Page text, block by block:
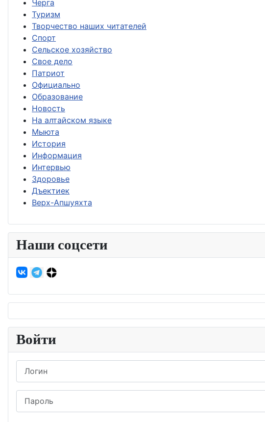
Черга
Туризм
Творчество наших читателей
Спорт
Сельское хозяйство
Свое дело
Патриот
Официально
Образование
Новость
На алтайском языке
Мыюта
История
Информация
Интервью
Здоровье
Дъектиек
Верх-Апшуяхта
Наши соцсети
Войти